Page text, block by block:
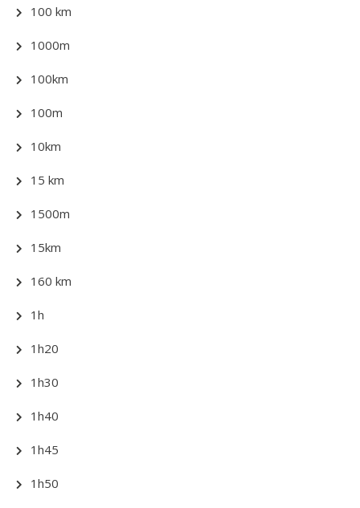
100 km
1000m
100km
100m
10km
15 km
1500m
15km
160 km
1h
1h20
1h30
1h40
1h45
1h50